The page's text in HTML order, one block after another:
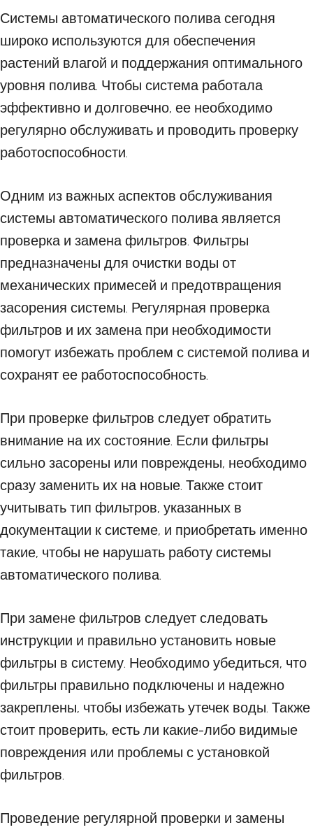
Системы автоматического полива сегодня
широко используются для обеспечения
растений влагой и поддержания оптимального
уровня полива. Чтобы система работала
эффективно и долговечно, ее необходимо
регулярно обслуживать и проводить проверку
работоспособности.
Одним из важных аспектов обслуживания
системы автоматического полива является
проверка и замена фильтров. Фильтры
предназначены для очистки воды от
механических примесей и предотвращения
засорения системы. Регулярная проверка
фильтров и их замена при необходимости
помогут избежать проблем с системой полива и
сохранят ее работоспособность.
При проверке фильтров следует обратить
внимание на их состояние. Если фильтры
сильно засорены или повреждены, необходимо
сразу заменить их на новые. Также стоит
учитывать тип фильтров, указанных в
документации к системе, и приобретать именно
такие, чтобы не нарушать работу системы
автоматического полива.
При замене фильтров следует следовать
инструкции и правильно установить новые
фильтры в систему. Необходимо убедиться, что
фильтры правильно подключены и надежно
закреплены, чтобы избежать утечек воды. Также
стоит проверить, есть ли какие-либо видимые
повреждения или проблемы с установкой
фильтров.
Проведение регулярной проверки и замены